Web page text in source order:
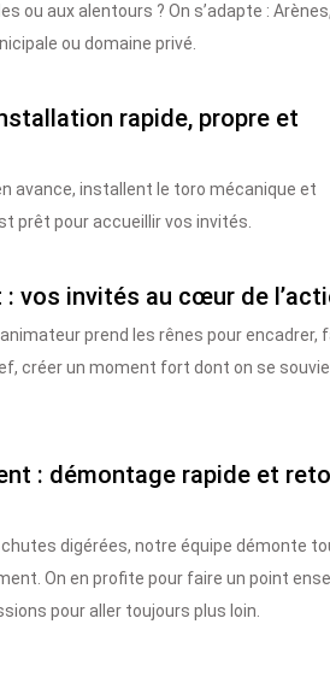
ou aux alentours ? On s’adapte : Arènes,
ou domaine privé.
rapide, propre et
avance, installent le toro mécanique et
prêt pour accueillir vos invités.
vos invités au cœur de
prend les rênes pour encadrer,
créer un moment fort dont on se
: démontage rapide et
digérées, notre équipe démonte
On en profite pour faire un point
pour aller toujours plus loin.